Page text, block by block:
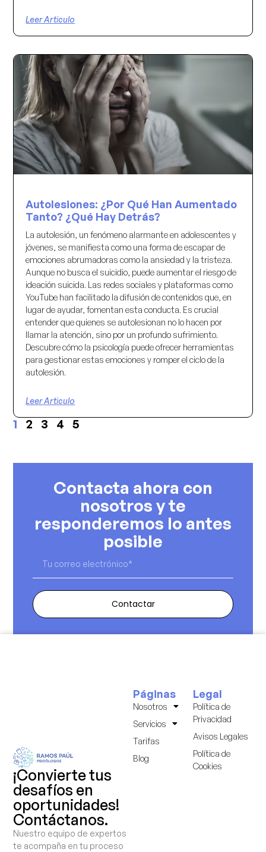
Leer Articulo
Autolesiones: ¿Por Qué Han Aumentado
Tanto? ¿Qué Hay Detrás?
La autolesión, un fenómeno alarmante en adolescentes y
jóvenes, se manifiesta como una forma de escapar de
emociones abrumadoras como la ansiedad y la tristeza.
Aunque no busca el suicidio, puede aumentar el riesgo de
ideación suicida. Las redes sociales y plataformas como
YouTube han facilitado la difusión de contenidos que, en
lugar de ayudar, fomentan esta conducta. Es crucial
entender que quienes se autolesionan no lo hacen por
llamar la atención, sino por un profundo sufrimiento.
Descubre cómo la psicología puede ofrecer herramientas
para gestionar estas emociones y romper el ciclo de la
autolesión.
Leer Articulo
1 2 3 4 5
Contacta ahora con
nosotros y te
responderemos lo antes
posible
Contactar
¡Convierte tus
desafíos en
oportunidades!
Contáctanos.
Nuestro equipo de expertos
te acompaña en tu proceso
Legal
Política de
Privacidad
Avisos Legales
Política de
Cookies
Páginas
Nosotros
Servicios
Tarifas
Blog